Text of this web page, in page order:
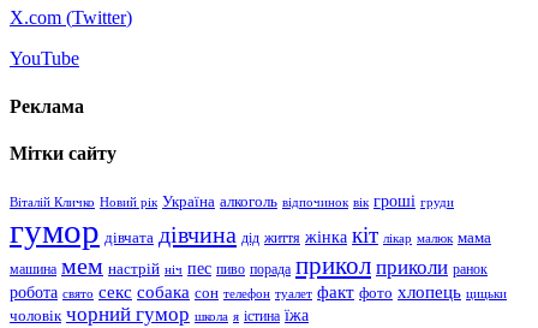
X.com (Twitter)
YouTube
Реклама
Мітки сайту
Віталій Кличко Новий рік Україна алкоголь відпочинок вік гроші груди
гумор дівчата дівчина дід життя жінка кіт лікар малюк мама
машина мем настрій ніч пес пиво порада прикол приколи ранок
робота свято секс собака сон телефон туалет факт фото хлопець цицьки
чоловік чорний гумор школа я істина їжа